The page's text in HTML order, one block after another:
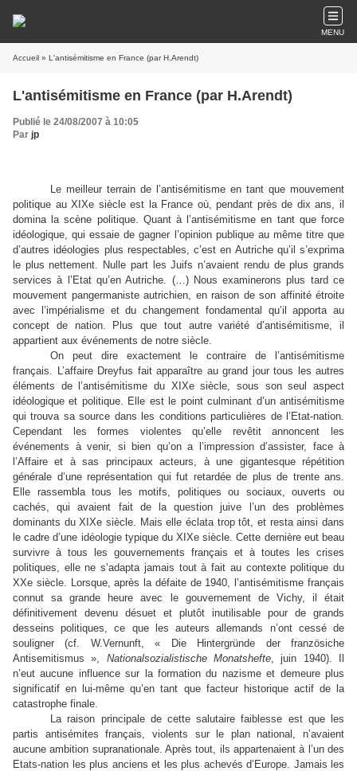
MENU
Accueil » L'antisémitisme en France (par H.Arendt)
L'antisémitisme en France (par H.Arendt)
Publié le 24/08/2007 à 10:05
Par jp
Le meilleur terrain de l’antisémitisme en tant que mouvement
politique au XIXe siècle est la France où, pendant près de dix ans, il
domina la scène politique. Quant à l’antisémitisme en tant que force
idéologique, qui essaie de gagner l’opinion publique au même titre que
d’autres idéologies plus respectables, c’est en Autriche qu’il s’exprima
le plus nettement. Nulle part les Juifs n’avaient rendu de plus grands
services à l’Etat qu’en Autriche. (…) Nous examinerons plus tard ce
mouvement pangermaniste autrichien, en raison de son affinité étroite
avec l’impérialisme et du changement fondamental qu’il apporta au
concept de nation. Plus que tout autre variété d’antisémitisme, il
appartient aux événements de notre siècle.
On peut dire exactement le contraire de l’antisémitisme
français. L’affaire Dreyfus fait apparaître au grand jour tous les autres
éléments de l’antisémitisme du XIXe siècle, sous son seul aspect
idéologique et politique. Elle est le point culminant d’un antisémitisme
qui trouva sa source dans les conditions particulières de l’Etat-nation.
Cependant les formes violentes qu’elle revêtit annoncent les
événements à venir, si bien qu’on a l’impression d’assister, face à
l’Affaire et à sas principaux acteurs, à une gigantesque répétition
générale d’une représentation qui fut retardée de plus de trente ans.
Elle rassembla tous les motifs, politiques ou sociaux, ouverts ou
cachés, qui avaient fait de la question juive l’un des problèmes
dominants du XIXe siècle. Mais elle éclata trop tôt, et resta ainsi dans
le cadre d’une idéologie typique du XIXe siècle. Cette dernière eut beau
survivre à tous les gouvernements français et à toutes les crises
politiques, elle ne s’adapta jamais tout à fait au contexte politique du
XXe siècle. Lorsque, après la défaite de 1940, l’antisémitisme français
connut sa grande heure avec le gouvernement de Vichy, il était
définitivement devenu désuet et plutôt inutilisable pour de grands
desseins politiques, ce que les auteurs allemands n’ont cessé de
souligner (cf. W.Vernunft, « Die Hintergründe der französiche
Antisemitismus », Nationalsozialistische Monatshefte, juin 1940). Il
n’eut aucune influence sur la formation du nazisme et demeure plus
significatif en lui-même qu’en tant que facteur historique actif de la
catastrophe finale.
La raison principale de cette salutaire faiblesse est que les
partis antisémites français, violents sur le plan national, n’avaient
aucune ambition supranationale. Après tout, ils appartenaient à l’un des
Etats-nation les plus anciens et les plus achevés d’Europe. Jamais les